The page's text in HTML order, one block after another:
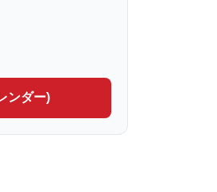
ンダー)